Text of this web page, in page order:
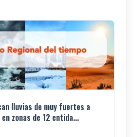
lluvias de muy fuertes a
zonas de 12 entida...